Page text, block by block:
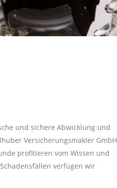
und sichere Abwicklung und
Versicherungsmakler GmbH
profitieren vom Wissen und
verfügen wir